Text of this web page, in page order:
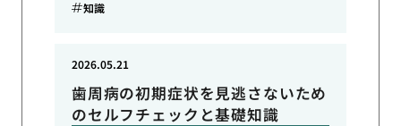
知識
歯周病の初期症状を見逃さないため
のセルフチェックと基礎知識
2026.05.21